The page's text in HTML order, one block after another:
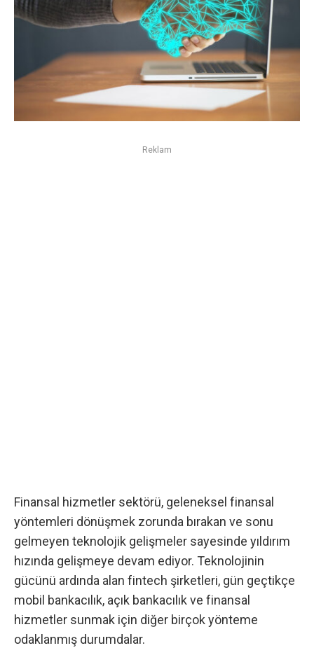
Reklam
Finansal hizmetler sektörü, geleneksel finansal
yöntemleri dönüşmek zorunda bırakan ve sonu
gelmeyen teknolojik gelişmeler sayesinde yıldırım
hızında gelişmeye devam ediyor. Teknolojinin
gücünü ardında alan fintech şirketleri, gün geçtikçe
mobil bankacılık, açık bankacılık ve finansal
hizmetler sunmak için diğer birçok yönteme
odaklanmış durumdalar.